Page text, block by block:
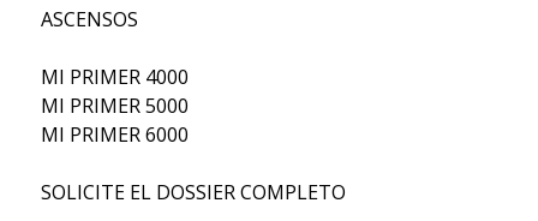
ASCENSOS
MI PRIMER 4000
MI PRIMER 5000
MI PRIMER 6000
SOLICITE EL DOSSIER COMPLETO